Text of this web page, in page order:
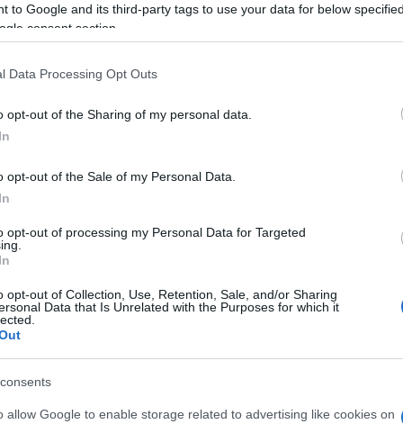
to Google and its third-party tags to use your data for below
consent section.
Data Processing Opt Outs
opt-out of the Sharing of my personal data.
opt-out of the Sale of my Personal Data.
opt-out of processing my Personal Data for Targeted
opt-out of Collection, Use, Retention, Sale, and/or Sharing
Data that Is Unrelated with the Purposes for which it
allow Google to enable storage related to advertising like cookies on
tra acquisti, vendite, swap e operazioni su
ricondurre tali movimenti a criteri fiscali chiari, ma il
record distribuiti su
delle richieste informative, il processo di
e di correlazione tra fonti, dove errori di
sui controlli e sui possibili accertamenti.
consulenti
virtuale, la difficoltà non è soltanto tecnica ma
siano fiscalmente rilevanti, compilare
e conservare la documentazione richiesta sono
Laddove la documentazione automatica
portare a omissioni o errori, incrementando il
finanziaria